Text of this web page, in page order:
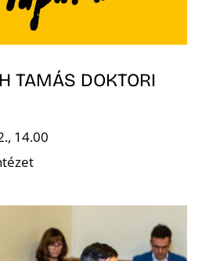
TAMÁS DOKTORI
14.00